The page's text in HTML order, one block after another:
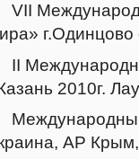
г.Одинцово
2010г.
АР Крым,